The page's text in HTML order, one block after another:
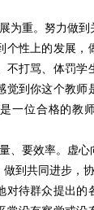
重。努力做到
性上的发展，
不打骂、体罚学
到你这个教师
一位合格的教
要效率。虚心
到共同进步，协
待群众提出的